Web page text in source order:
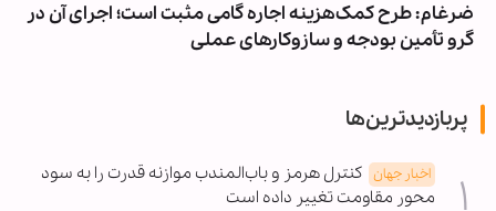
ضرغام: طرح کمک‌هزینه اجاره گامی مثبت است؛ اجرای آن در
گرو تأمین بودجه و سازوکارهای عملی
پربازدیدترین‌ها
اخبار جهان کنترل هرمز و باب‌المندب موازنه قدرت را به سود
محور مقاومت تغییر داده است